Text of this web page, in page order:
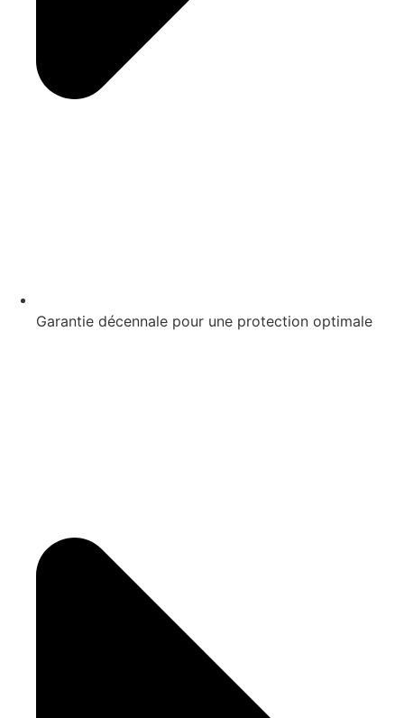
Garantie décennale pour une protection optimale